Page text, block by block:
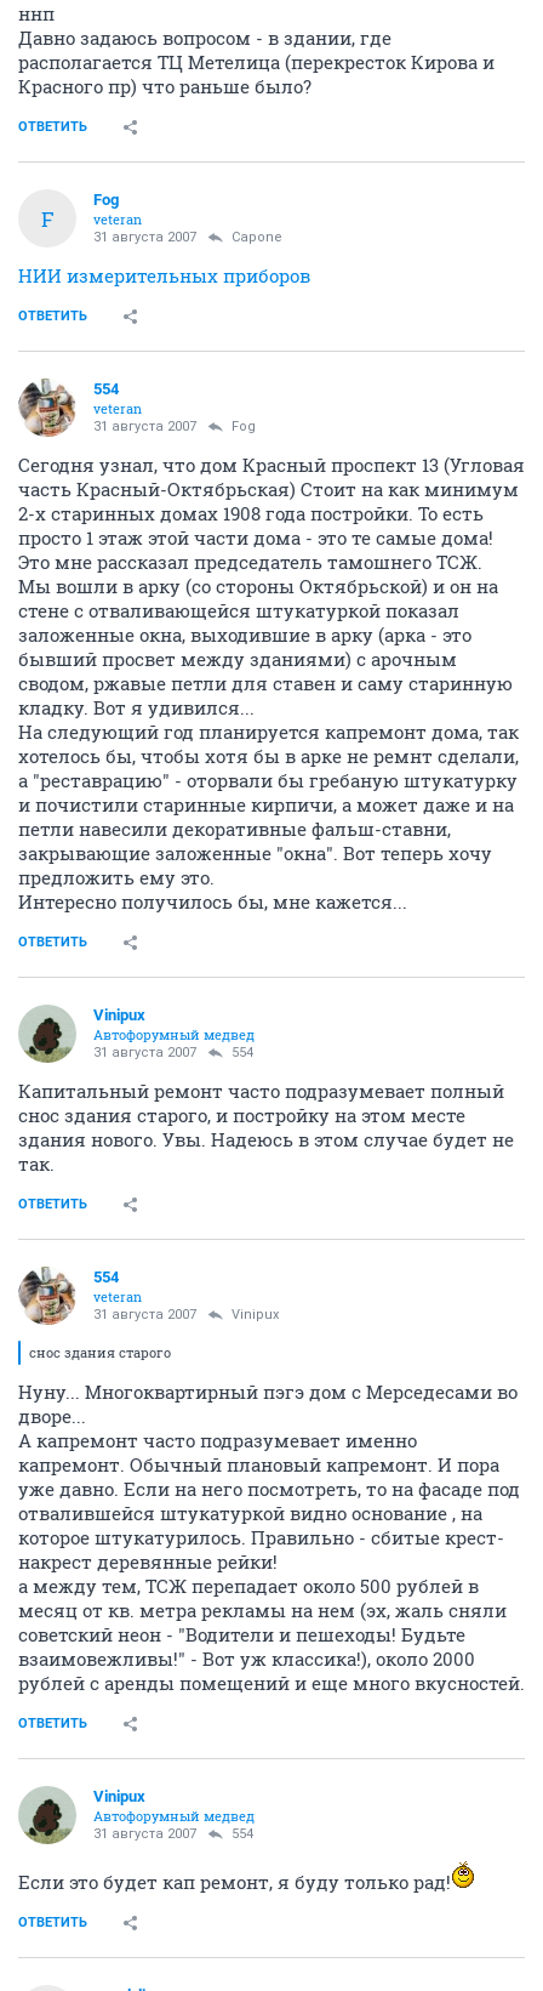
ннп
Давно задаюсь вопросом - в здании, где
располагается ТЦ Метелица (перекресток Кирова и
Красного пр) что раньше было?
ОТВЕТИТЬ
F
Fоg
veteran
31 августа 2007 Capone
НИИ измерительных приборов
ОТВЕТИТЬ
554
veteran
31 августа 2007 Fоg
Сегодня узнал, что дом Красный проспект 13 (Угловая
часть Красный-Октябрьская) Стоит на как минимум
2-х старинных домах 1908 года постройки. То есть
просто 1 этаж этой части дома - это те самые дома!
Это мне рассказал председатель тамошнего ТСЖ.
Мы вошли в арку (со стороны Октябрьской) и он на
стене с отваливающейся штукатуркой показал
заложенные окна, выходившие в арку (арка - это
бывший просвет между зданиями) с арочным
сводом, ржавые петли для ставен и саму старинную
кладку. Вот я удивился...
На следующий год планируется капремонт дома, так
хотелось бы, чтобы хотя бы в арке не ремнт сделали,
а "реставрацию" - оторвали бы гребаную штукатурку
и почистили старинные кирпичи, а может даже и на
петли навесили декоративные фальш-ставни,
закрывающие заложенные "окна". Вот теперь хочу
предложить ему это.
Интересно получилось бы, мне кажется...
ОТВЕТИТЬ
Vinipux
Автофорумный медвед
31 августа 2007 554
Капитальный ремонт часто подразумевает полный
снос здания старого, и постройку на этом месте
здания нового. Увы. Надеюсь в этом случае будет не
так.
ОТВЕТИТЬ
554
veteran
31 августа 2007 Vinipux
снос здания старого
Нуну... Многоквартирный пэгэ дом с Мерседесами во
дворе...
А капремонт часто подразумевает именно
капремонт. Обычный плановый капремонт. И пора
уже давно. Если на него посмотреть, то на фасаде под
отвалившейся штукатуркой видно основание , на
которое штукатурилось. Правильно - сбитые крест-
накрест деревянные рейки!
а между тем, ТСЖ перепадает около 500 рублей в
месяц от кв. метра рекламы на нем (эх, жаль сняли
советский неон - "Водители и пешеходы! Будьте
взаимовежливы!" - Вот уж классика!), около 2000
рублей с аренды помещений и еще много вкусностей.
ОТВЕТИТЬ
Vinipux
Автофорумный медвед
31 августа 2007 554
Если это будет кап ремонт, я буду только рад!
ОТВЕТИТЬ